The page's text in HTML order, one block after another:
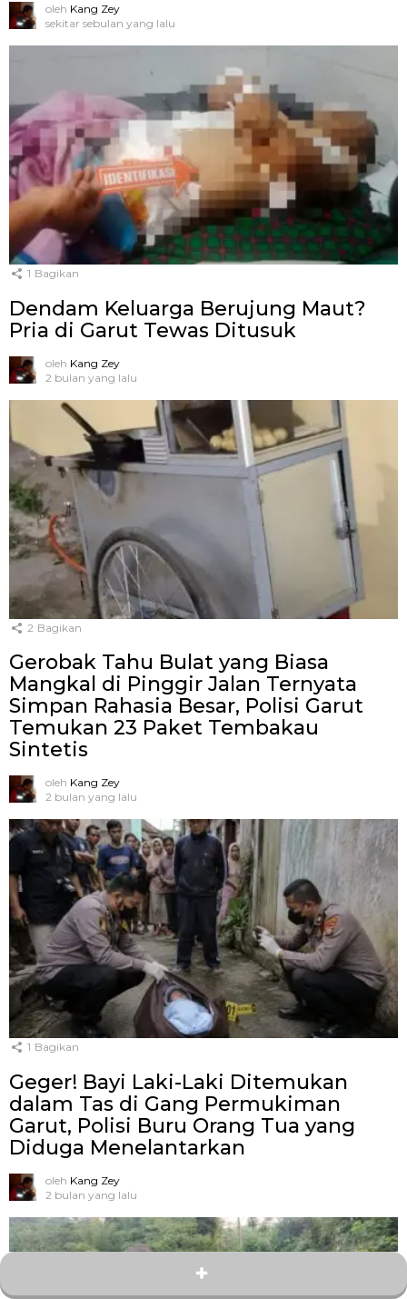
oleh Kang Zey
sekitar sebulan yang lalu
1 Bagikan
Dendam Keluarga Berujung Maut?
Pria di Garut Tewas Ditusuk
oleh Kang Zey
2 bulan yang lalu
2 Bagikan
Gerobak Tahu Bulat yang Biasa
Mangkal di Pinggir Jalan Ternyata
Simpan Rahasia Besar, Polisi Garut
Temukan 23 Paket Tembakau
Sintetis
oleh Kang Zey
2 bulan yang lalu
1 Bagikan
Geger! Bayi Laki-Laki Ditemukan
dalam Tas di Gang Permukiman
Garut, Polisi Buru Orang Tua yang
Diduga Menelantarkan
oleh Kang Zey
2 bulan yang lalu